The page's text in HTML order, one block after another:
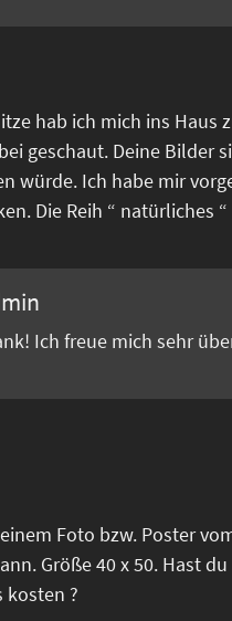
hab ich mich ins Haus
geschaut. Deine Bilder
würde. Ich habe mir
Die Reih “ natürliches
Ich freue mich sehr
Foto bzw. Poster
Größe 40 x 50. Hast
kosten ?